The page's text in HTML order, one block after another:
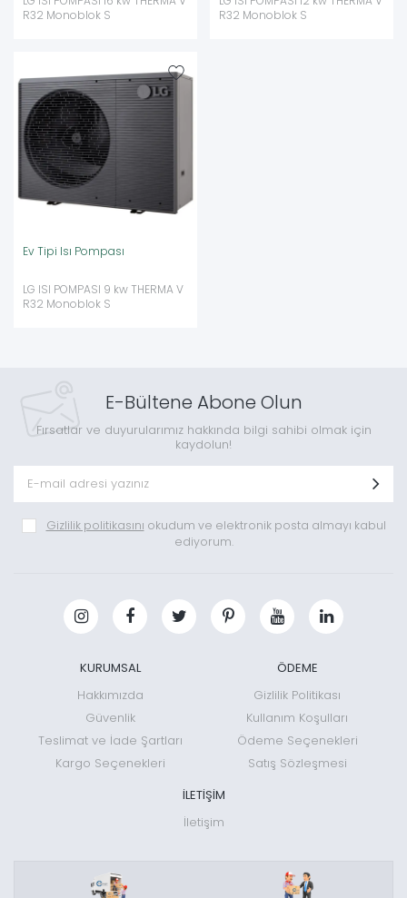
R32 Monoblok S
R32 Monoblok S
Ev Tipi Isı Pompası
LG ISI POMPASI 9 kw THERMA V
R32 Monoblok S
E-Bültene Abone Olun
Fırsatlar ve duyurularımız hakkında bilgi sahibi olmak için
kaydolun!
Gizlilik politikasını okudum ve elektronik posta almayı kabul
ediyorum.
KURUMSAL
Hakkımızda
Güvenlik
Teslimat ve İade Şartları
Kargo Seçenekleri
ÖDEME
Gizlilik Politikası
Kullanım Koşulları
Ödeme Seçenekleri
Satış Sözleşmesi
İLETİŞİM
İletişim